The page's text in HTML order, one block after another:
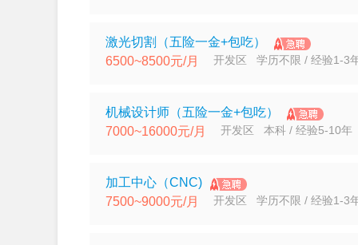
激光切割（五险一金+包吃）
6500~8500元/月 开发区 学历不限 / 经验1-3
机械设计师（五险一金+包吃）
7000~16000元/月 开发区 本科 / 经验5-10年
加工中心（CNC)
7500~9000元/月 开发区 学历不限 / 经验1-3